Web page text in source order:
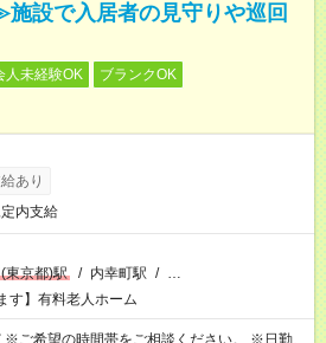
設で入居者の見守りや巡回
人未経験OK
ブランクOK
あり
内支給
東京都)駅 / 内幸町駅 / …
す】有料老人ホーム